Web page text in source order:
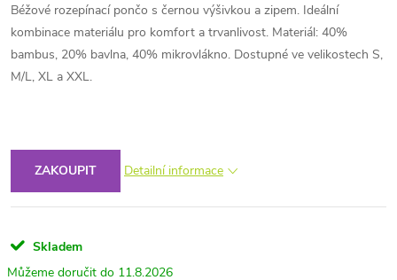
Béžové rozepínací pončo s černou výšivkou a zipem. Ideální
kombinace materiálu pro komfort a trvanlivost. Materiál: 40%
bambus, 20% bavlna, 40% mikrovlákno. Dostupné ve velikostech S,
M/L, XL a XXL.
ZAKOUPIT Detailní informace
Skladem
11.8.2026